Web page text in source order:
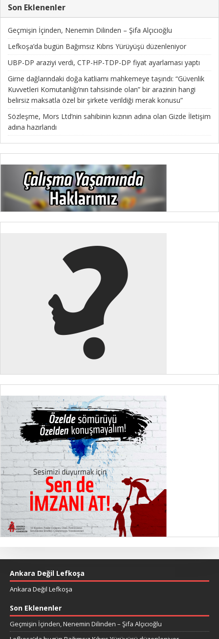
Son Eklenenler
Geçmişin İçinden, Nenemin Dilinden – Şifa Alçıcıoğlu
Lefkoşa’da bugün Bağımsız Kıbrıs Yürüyüşü düzenleniyor
UBP-DP araziyi verdi, CTP-HP-TDP-DP fiyat ayarlaması yaptı
Girne dağlarındaki doğa katliamı mahkemeye taşındı: “Güvenlik
Kuvvetleri Komutanlığı’nın tahsisinde olan” bir arazinin hangi
belirsiz maksatla özel bir şirkete verildiği merak konusu”
Sözleşme, Mors Ltd’nin sahibinin kızının adına olan Gizde İletişim
adına hazırlandı
Ankara Değil Lefkoşa
Ankara Değil Lefkoşa
Son Eklenenler
Geçmişin İçinden, Nenemin Dilinden – Şifa Alçıcıoğlu